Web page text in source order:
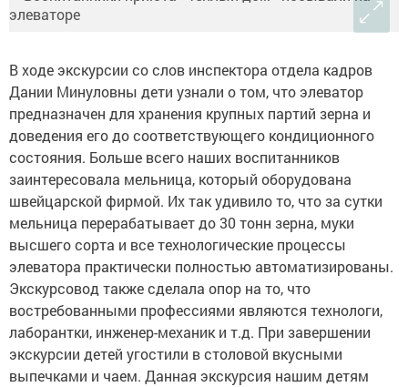
В ходе экскурсии со слов инспектора отдела кадров
Дании Минуловны дети узнали о том, что элеватор
предназначен для хранения крупных партий зерна и
доведения его до соответствующего кондиционного
состояния. Больше всего наших воспитанников
заинтересовала мельница, который оборудована
швейцарской фирмой. Их так удивило то, что за сутки
мельница перерабатывает до 30 тонн зерна, муки
высшего сорта и все технологические процессы
элеватора практически полностью автоматизированы.
Экскурсовод также сделала опор на то, что
востребованными профессиями являются технологи,
лаборантки, инженер-механик и т.д. При завершении
экскурсии детей угостили в столовой вкусными
выпечками и чаем. Данная экскурсия нашим детям